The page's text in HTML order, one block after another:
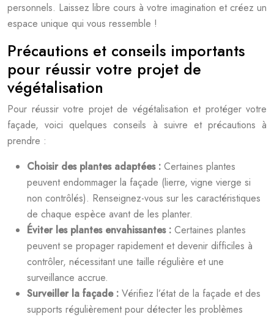
personnels. Laissez libre cours à votre imagination et créez un
espace unique qui vous ressemble !
Précautions et conseils importants
pour réussir votre projet de
végétalisation
Pour réussir votre projet de végétalisation et protéger votre
façade, voici quelques conseils à suivre et précautions à
prendre :
Choisir des plantes adaptées : Certaines plantes
peuvent endommager la façade (lierre, vigne vierge si
non contrôlés). Renseignez-vous sur les caractéristiques
de chaque espèce avant de les planter.
Éviter les plantes envahissantes : Certaines plantes
peuvent se propager rapidement et devenir difficiles à
contrôler, nécessitant une taille régulière et une
surveillance accrue.
Surveiller la façade : Vérifiez l’état de la façade et des
supports régulièrement pour détecter les problèmes